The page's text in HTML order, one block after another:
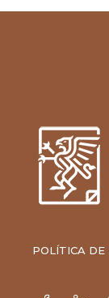
POLÍTICA DE